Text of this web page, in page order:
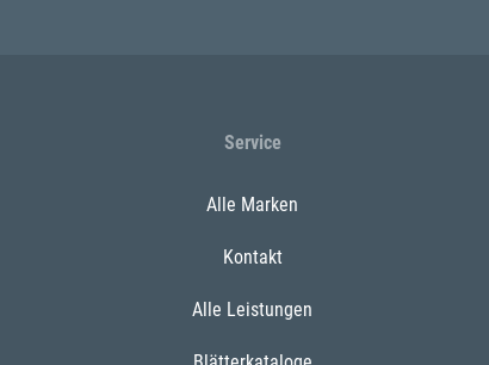
Service
Alle Marken
Kontakt
Alle Leistungen